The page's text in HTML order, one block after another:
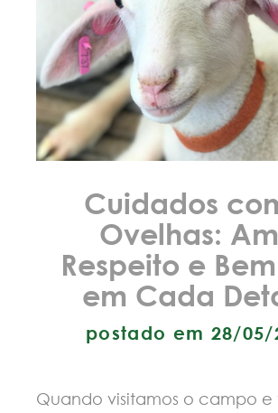
Cuidados
Ovelhas:
Respeito e
em Cada
postado em 28/05/
Quando visitamos o campo e